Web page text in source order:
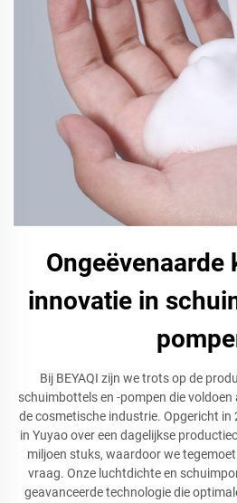
Ongeëvenaarde
innovatie in
Bij BEYAQI zijn we trots op de
schuimbottels en -pompen die
de cosmetische industrie. Opgericht in
in Yuyao over een dagelijkse
miljoen stuks, waardoor we
vraag. Onze luchtdichte en
geavanceerde technologie die